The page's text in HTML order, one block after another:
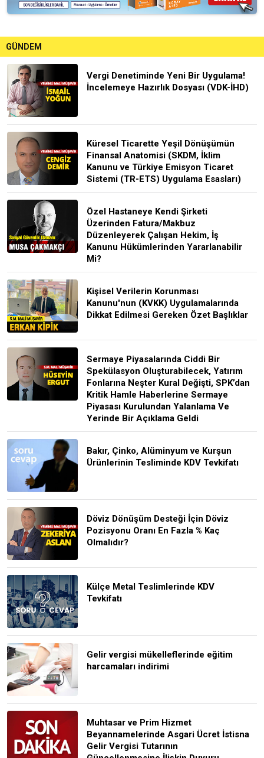
GÜNDEM
Vergi Denetiminde Yeni Bir Uygulama!
İncelemeye Hazırlık Dosyası (VDK-İHD)
Küresel Ticarette Yeşil Dönüşümün
Finansal Anatomisi (SKDM, İklim
Kanunu ve Türkiye Emisyon Ticaret
Sistemi (TR-ETS) Uygulama Esasları)
Özel Hastaneye Kendi Şirketi
Üzerinden Fatura/Makbuz
Düzenleyerek Çalışan Hekim, İş
Kanunu Hükümlerinden Yararlanabilir
Mi?
Kişisel Verilerin Korunması
Kanunu'nun (KVKK) Uygulamalarında
Dikkat Edilmesi Gereken Özet Başlıklar
Sermaye Piyasalarında Ciddi Bir
Spekülasyon Oluşturabilecek, Yatırım
Fonlarına Neşter Kural Değişti, SPK’dan
Kritik Hamle Haberlerine Sermaye
Piyasası Kurulundan Yalanlama Ve
Yerinde Bir Açıklama Geldi
Bakır, Çinko, Alüminyum ve Kurşun
Ürünlerinin Tesliminde KDV Tevkifatı
Döviz Dönüşüm Desteği İçin Döviz
Pozisyonu Oranı En Fazla % Kaç
Olmalıdır?
Külçe Metal Teslimlerinde KDV
Tevkifatı
Gelir vergisi mükelleflerinde eğitim
harcamaları indirimi
Muhtasar ve Prim Hizmet
Beyannamelerinde Asgari Ücret İstisna
Gelir Vergisi Tutarının